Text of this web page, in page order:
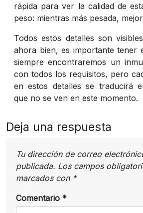
rápida para ver la calidad de
peso: mientras más pesada,
Todos estos detalles son
ahora bien, es importante tener
siempre encontraremos un
con todos los requisitos, pero
en estos detalles se traducirá
que no se ven en este momento.
Deja una respuesta
Tu dirección de correo
publicada. Los campos
marcados con *
Comentario *